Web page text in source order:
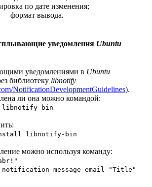
по дате изменения;
— формат вывода.
уведомления Ubuntu
уведомлениями в Ubuntu
библиотеку libnotify
NotificationDevelopmentGuidelines).
ли она можно командой:
libnotify-bin
libnotify-bin
можно используя команду:
message-email "Title"